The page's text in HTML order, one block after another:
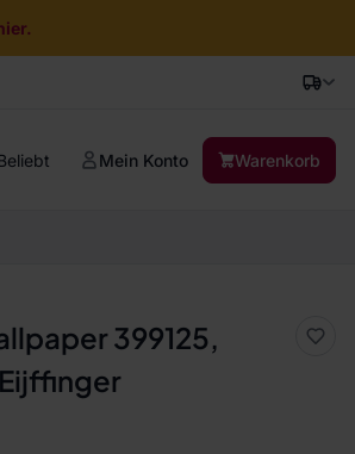
Mein Konto Warenkorb
399125,